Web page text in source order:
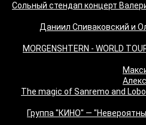
"Сольный стендап концерт
"Даниил Спиваковский и
MORGENSHTERN - WORLD
"The magic of Sanremo and
Группа "КИНО" —